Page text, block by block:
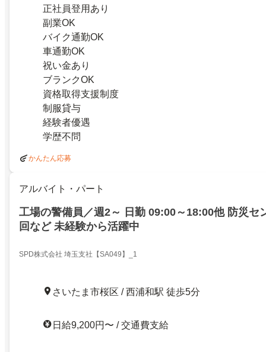
正社員登用あり
副業OK
バイク通勤OK
車通勤OK
祝い金あり
ブランクOK
資格取得支援制度
制服貸与
経験者優遇
学歴不問
かんたん応募
アルバイト・パート
工場の警備員／週2～ 日勤 09:00～18:00他 防災セ
回など 未経験から活躍中
SPD株式会社 埼玉支社【SA049】_1
さいたま市桜区 / 西浦和駅 徒歩5分
日給9,200円〜 / 交通費支給